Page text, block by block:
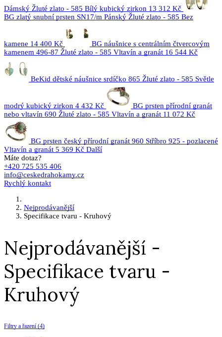
Dámský Žluté zlato - 585 Bílý kubický zirkon 13 312 Kč
BG zlatý snubní prsten SN17/m Pánský Žluté zlato - 585 Bez
kamene 14 400 Kč
BG náušnice s centrálním čtvercovým
kamenem 496-87 Žluté zlato - 585 Vltavín a granát 16 544 Kč
BeKid dětské náušnice srdíčko 865 Žluté zlato - 585 Světle
modrý kubický zirkon 4 432 Kč
BG prsten přírodní granát
nebo vltavín 690 Žluté zlato - 585 Vltavín a granát 11 072 Kč
BG prsten český přírodní granát 960 Stříbro 925 - pozlacené
Vltavín a granát 5 369 Kč Další
Máte dotaz?
+420 725 535 406
info@ceskedrahokamy.cz
Rychlý kontakt
Nejprodávanější
Specifikace tvaru - Kruhový
Nejprodávanější -
Specifikace tvaru -
Kruhový
Filtry a řazení (4)